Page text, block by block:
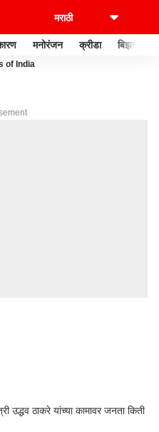
मनोरंजन क्रीडा बिझनेस
of India
उद्धव ठाकरे यांच्या कामावर जनता किती